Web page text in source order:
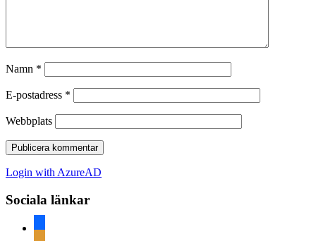
Namn *
E-postadress *
Webbplats
Login with AzureAD
Sociala länkar